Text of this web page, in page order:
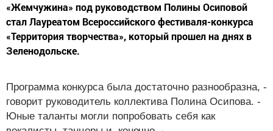
«Жемчужина» под руководством Полины Осиповой
стал Лауреатом Всероссийского фестиваля-конкурса
«Территория творчества», который прошел на днях в
Зеленодольске.
Программа конкурса была достаточно разнообразна, -
говорит руководитель коллектива Полина Осипова. -
Юные таланты могли попробовать себя как